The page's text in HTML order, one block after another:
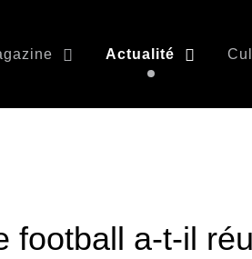
Actualité
football a-t-il